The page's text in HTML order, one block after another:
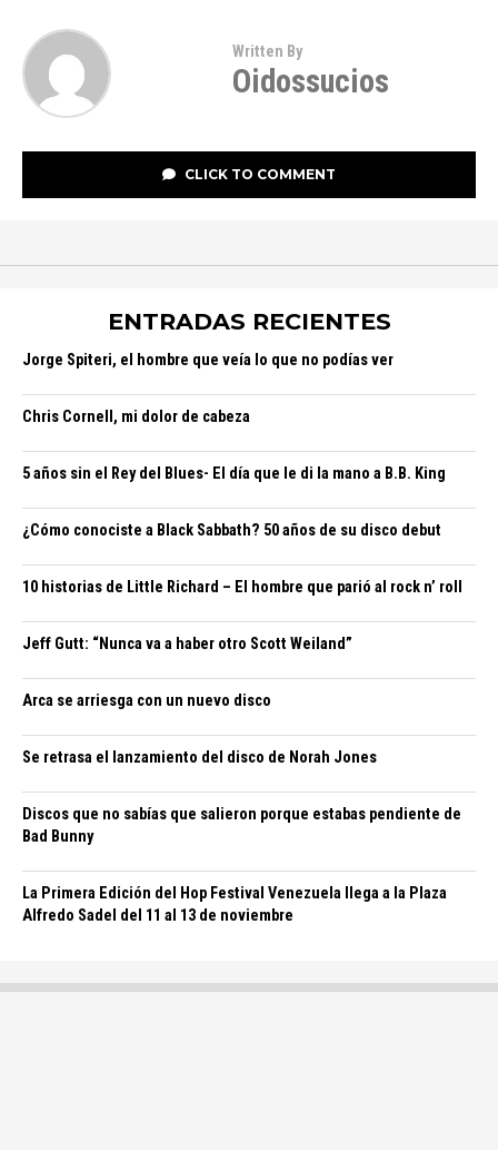
Written By
Oidossucios
CLICK TO COMMENT
ENTRADAS RECIENTES
Jorge Spiteri, el hombre que veía lo que no podías ver
Chris Cornell, mi dolor de cabeza
5 años sin el Rey del Blues- El día que le di la mano a B.B. King
¿Cómo conociste a Black Sabbath? 50 años de su disco debut
10 historias de Little Richard – El hombre que parió al rock n’ roll
Jeff Gutt: “Nunca va a haber otro Scott Weiland”
Arca se arriesga con un nuevo disco
Se retrasa el lanzamiento del disco de Norah Jones
Discos que no sabías que salieron porque estabas pendiente de
Bad Bunny
La Primera Edición del Hop Festival Venezuela llega a la Plaza
Alfredo Sadel del 11 al 13 de noviembre